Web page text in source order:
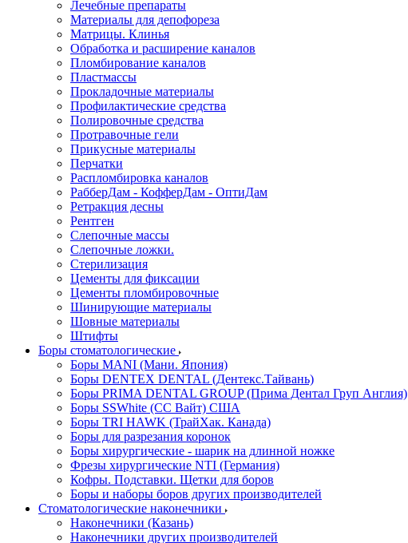
Лечебные препараты
Материалы для депофореза
Матрицы. Клинья
Обработка и расширение каналов
Пломбирование каналов
Пластмассы
Прокладочные материалы
Профилактические средства
Полировочные средства
Протравочные гели
Прикусные материалы
Перчатки
Распломбировка каналов
РабберДам - КофферДам - ОптиДам
Ретракция десны
Рентген
Слепочные массы
Слепочные ложки.
Стерилизация
Цементы для фиксации
Цементы пломбировочные
Шинирующие материалы
Шовные материалы
Штифты
Боры стоматологические
Боры MANI (Мани. Япония)
Боры DENTEX DENTAL (Дентекс.Тайвань)
Боры PRIMA DENTAL GROUP (Прима Дентал Груп Англия)
Боры SSWhite (СС Вайт) США
Боры TRI HAWK (ТрайХак. Канада)
Боры для разрезания коронок
Боры хирургические - шарик на длинной ножке
Фрезы хирургические NTI (Германия)
Кофры. Подставки. Щетки для боров
Боры и наборы боров других производителей
Стоматологические наконечники
Наконечники (Казань)
Наконечники других производителей